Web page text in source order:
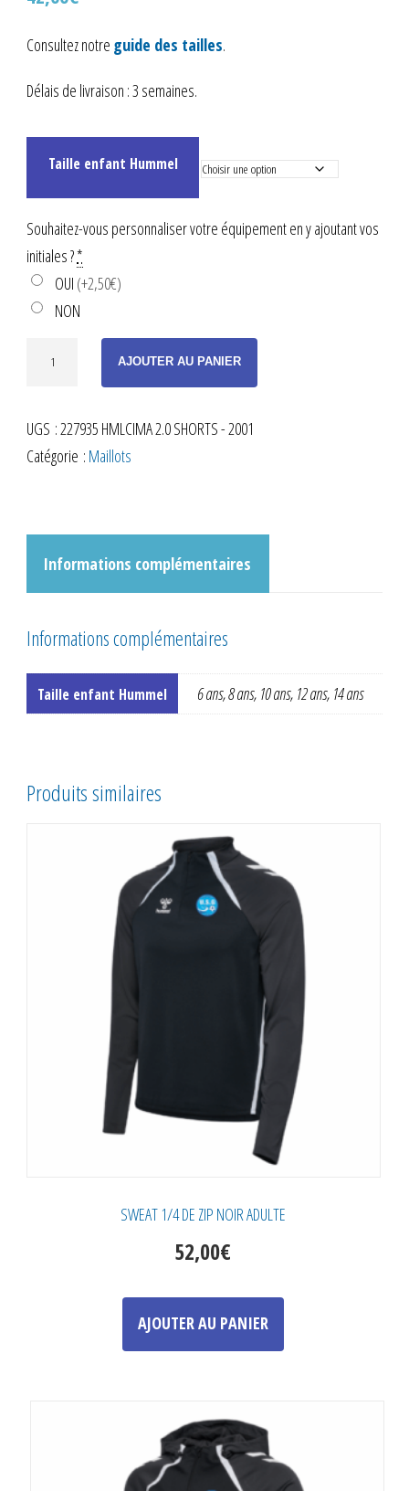
Consultez notre guide des tailles.
Délais de livraison : 3 semaines.
Taille enfant Hummel
Souhaitez-vous personnaliser votre équipement en y ajoutant vos
initiales ?*
OUI (+2,50€)
NON
DE
SORTIE
AJOUTER AU PANIER
UGS : 227935 HMLCIMA 2.0 SHORTS - 2001
Catégorie : Maillots
Informations complémentaires
Informations complémentaires
Taille enfant Hummel 6 ans, 8 ans, 10 ans, 12 ans, 14 ans
Produits similaires
SWEAT 1/4 DE ZIP NOIR ADULTE
52,00€
AJOUTER AU PANIER
Ce
a
options
peuvent